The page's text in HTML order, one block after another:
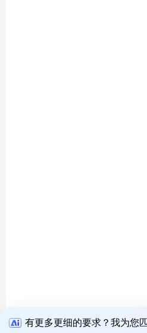
有更多更细的要求？我为您